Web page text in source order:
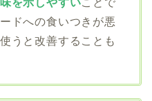
ドへの食いつきが悪
うと改善することも